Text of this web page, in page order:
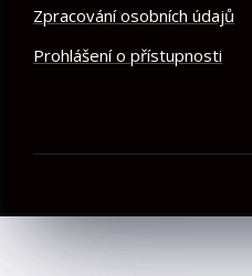
Zpracování osobních údajů
Prohlášení o přístupnosti